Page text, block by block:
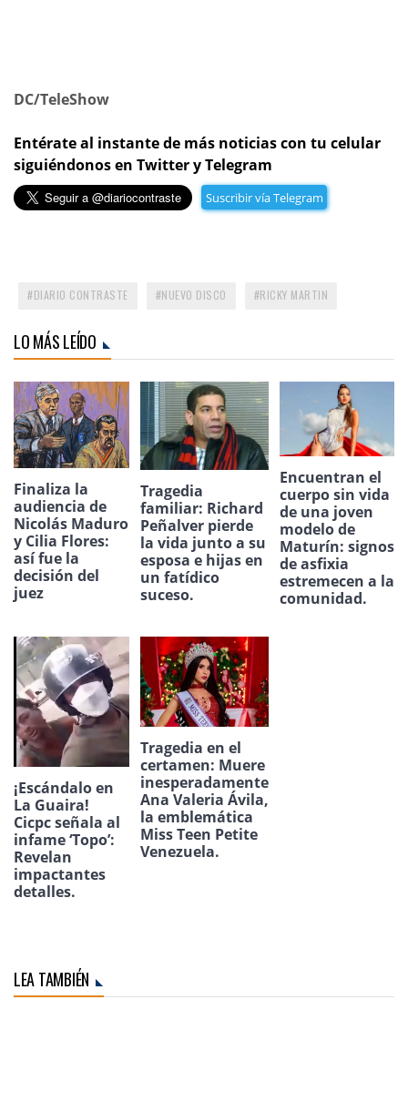
DC/TeleShow
Entérate al instante de más noticias con tu celular
siguiéndonos en Twitter y Telegram
Suscribir vía Telegram
DIARIO CONTRASTE NUEVO DISCO RICKY MARTIN
LO MÁS LEÍDO
Finaliza la
audiencia de
Nicolás Maduro
y Cilia Flores:
así fue la
decisión del
juez
Tragedia
familiar: Richard
Peñalver pierde
la vida junto a su
esposa e hijas en
un fatídico
suceso.
Encuentran el
cuerpo sin vida
de una joven
modelo de
Maturín: signos
de asfixia
estremecen a la
comunidad.
¡Escándalo en
La Guaira!
Cicpc señala al
infame ‘Topo’:
Revelan
impactantes
detalles.
Tragedia en el
certamen: Muere
inesperadamente
Ana Valeria Ávila,
la emblemática
Miss Teen Petite
Venezuela.
LEA TAMBIÉN